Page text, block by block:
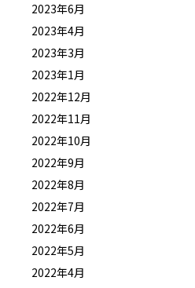
2023年6月
2023年4月
2023年3月
2023年1月
2022年12月
2022年11月
2022年10月
2022年9月
2022年8月
2022年7月
2022年6月
2022年5月
2022年4月